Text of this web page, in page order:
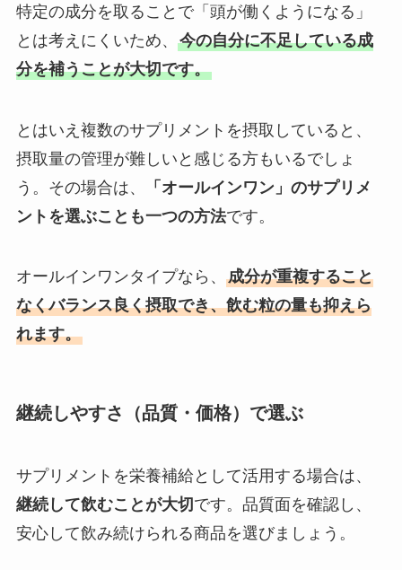
特定の成分を取ることで「頭が働くようになる」
とは考えにくいため、 今の自分に不足している成
分を補うことが大切です。
とはいえ複数のサプリメントを摂取していると、
摂取量の管理が難しいと感じる方もいるでしょ
う。その場合は、
「オールインワン」のサプリメ
ントを選ぶことも一つの方法です。
オールインワンタイプなら、 成分が重複すること
なくバランス良く摂取でき、飲む粒の量も抑えら
れます。
継続しやすさ（品質・価格）で選ぶ
サプリメントを栄養補給として活用する場合は、
継続して飲むことが大切です。品質面を確認し、
安心して飲み続けられる商品を選びましょう。